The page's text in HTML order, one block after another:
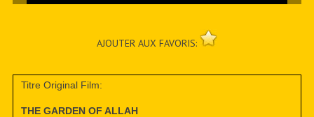
AJOUTER AUX FAVORIS:
Titre Original Film:
THE GARDEN OF ALLAH